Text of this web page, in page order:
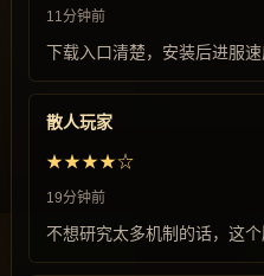
11分钟前
下载入口清楚，安装后进服速
散人玩家
★★★★☆
19分钟前
不想研究太多机制的话，这个